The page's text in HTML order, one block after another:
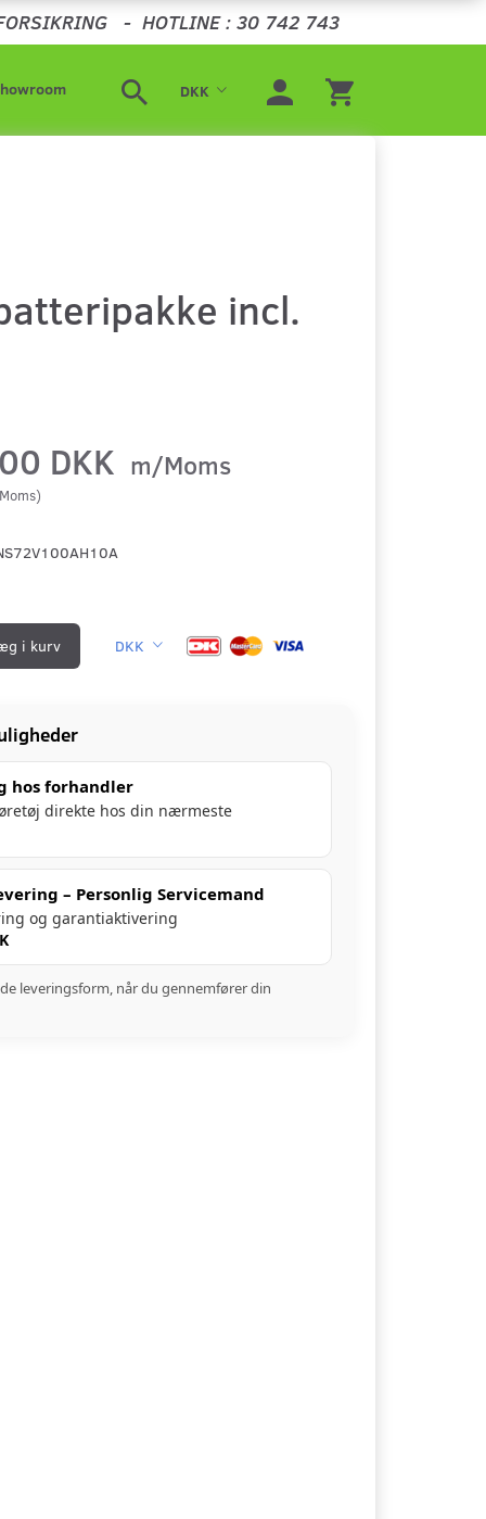
- HOTLINE : 30 742 743
DKK
incl.
DKK m/Moms
)
i kurv DKK
hos forhandler
direkte hos din nærmeste
– Personlig Servicemand
og garantiaktivering
leveringsform, når du gennemfører din